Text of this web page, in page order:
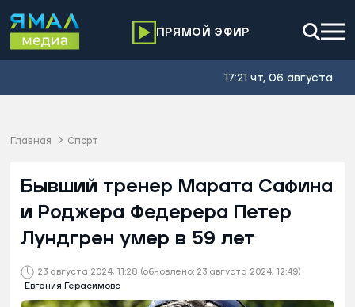
ПРЯМОЙ ЭФИР
17:21 чт, 06 августа
Главная Спорт
23 августа 2024, 11:28 (обновлено: 23 августа 2024, 12:49)
Евгения Герасимова
Бывший тренер Марата Сафина
и Роджера Федерера Петер
Лундгрен умер в 59 лет